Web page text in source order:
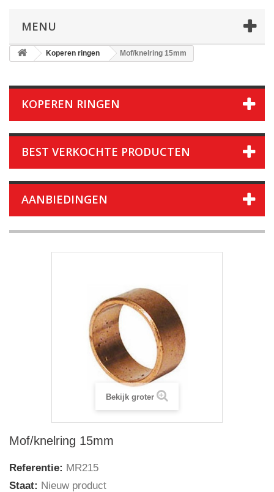
MENU
Koperen ringen Mof/knelring 15mm
KOPEREN RINGEN
BEST VERKOCHTE PRODUCTEN
AANBIEDINGEN
Bekijk groter
Mof/knelring 15mm
Referentie: MR215
Staat: Nieuw product